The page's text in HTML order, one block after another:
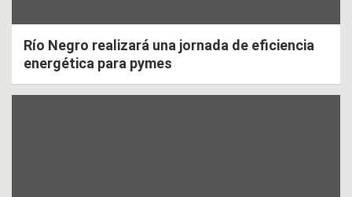
Río Negro realizará una jornada de eficiencia
energética para pymes